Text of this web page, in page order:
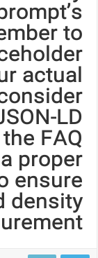
to
actual
LD
FAQ
proper
ensure
density